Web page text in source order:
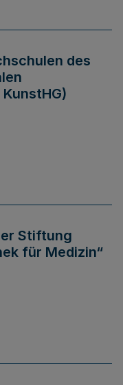
des
Stiftung
für Medizin“